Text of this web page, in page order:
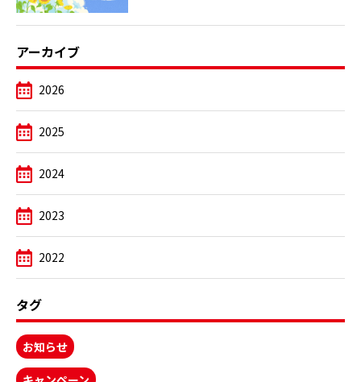
アーカイブ
2026
2025
2024
2023
2022
タグ
お知らせ